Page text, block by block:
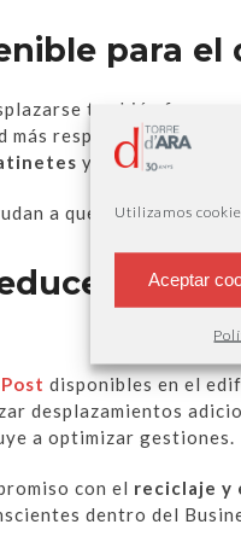
Utilizamos
Aceptar
para el
también forma
más responsable gracias
y los
a que venir a
disponibles en el
desplazamientos
a optimizar gestiones.
con el reciclaje y
dentro del